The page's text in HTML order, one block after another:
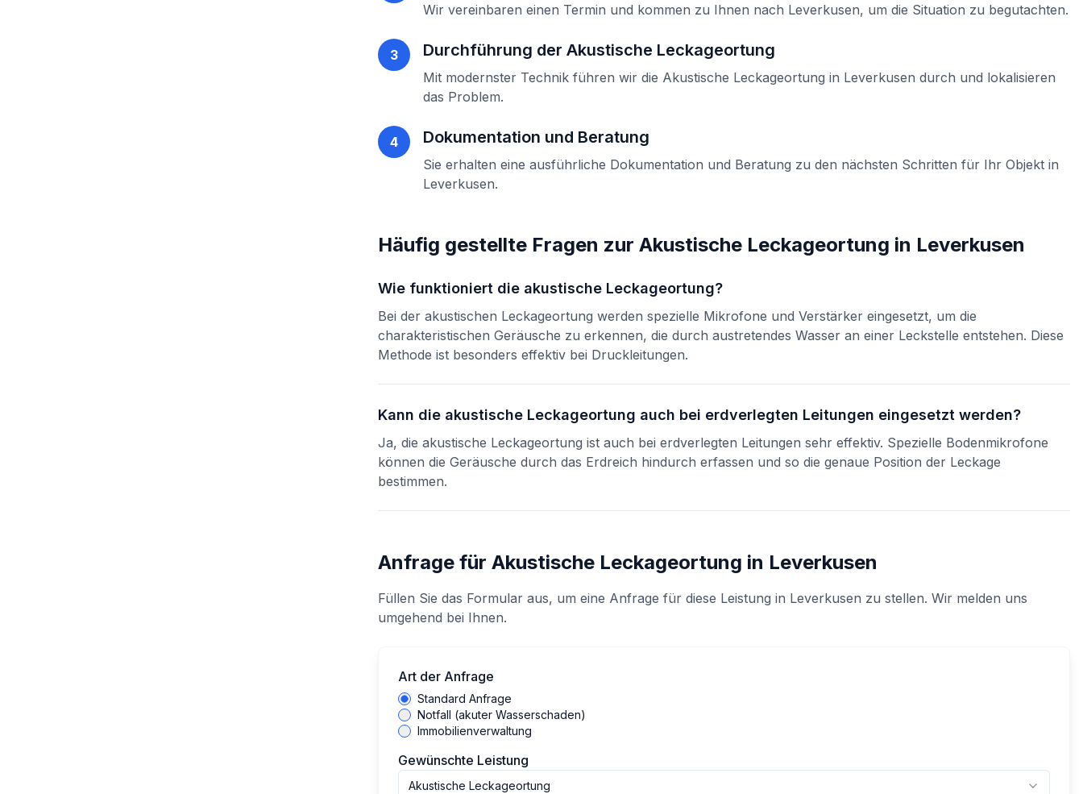
Wir vereinbaren einen Termin und kommen zu Ihnen nach Leverkusen, um die Situation zu begutachten.
3 Durchführung derAkustische Leckageortung
Mit modernster Technik führen wir die Akustische Leckageortung in Leverkusen durch und lokalisieren
das Problem.
4 Dokumentation und Beratung
Sie erhalten eine ausführliche Dokumentation und Beratung zu den nächsten Schritten für Ihr Objekt in
Leverkusen.
Häufig gestellte Fragen zurAkustische Leckageortung in Leverkusen
Wie funktioniert die akustische Leckageortung?
Bei der akustischen Leckageortung werden spezielle Mikrofone und Verstärker eingesetzt, um die
charakteristischen Geräusche zu erkennen, die durch austretendes Wasser an einer Leckstelle entstehen. Diese
Methode ist besonders effektiv bei Druckleitungen.
Kann die akustische Leckageortung auch bei erdverlegten Leitungen eingesetzt werden?
Ja, die akustische Leckageortung ist auch bei erdverlegten Leitungen sehr effektiv. Spezielle Bodenmikrofone
können die Geräusche durch das Erdreich hindurch erfassen und so die genaue Position der Leckage
bestimmen.
Anfrage fürAkustische Leckageortung in Leverkusen
Füllen Sie das Formular aus, um eine Anfrage für diese Leistung in Leverkusen zu stellen. Wir melden uns
umgehend bei Ihnen.
Art der Anfrage
Standard Anfrage
Notfall (akuter Wasserschaden)
Immobilienverwaltung
Gewünschte Leistung
Akustische Leckageortung